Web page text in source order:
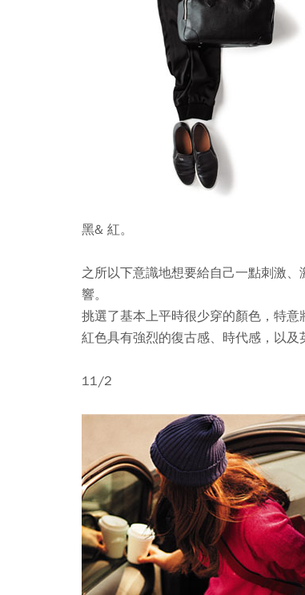
黑& 紅。
之所以下意識地想要給自己一點刺激
響。
挑選了基本上平時很少穿的顏色，特意
紅色具有強烈的復古感、時代感，以及
11/2